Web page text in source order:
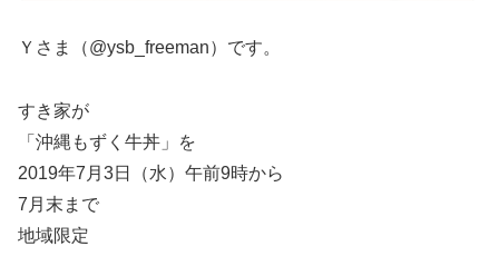
Ｙさま（@ysb_freeman）です。
すき家が
「沖縄もずく牛丼」を
2019年7月3日（水）午前9時から
7月末まで
地域限定